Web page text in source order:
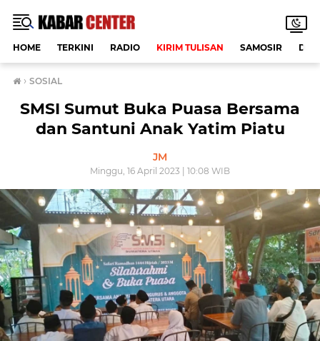
HOME TERKINI RADIO KIRIM TULISAN SAMOSIR
› SOSIAL
SMSI Sumut Buka Puasa Bersama
dan Santuni Anak Yatim Piatu
JM
Minggu, 16 April 2023 | 10:08 WIB